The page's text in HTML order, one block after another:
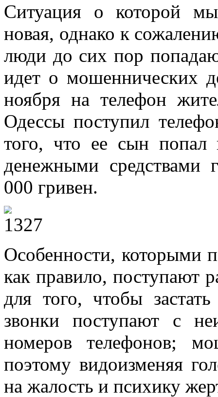
Ситуация о которой
новая, однако к
люди до сих пор
идет о мошеннических
ноября на телефон
Одессы поступил
того, что ее сын
денежными средствами
000 гривен.
Особенности, которыми
как правило, поступают
для того, чтобы
звонки поступают с
номеров телефонов;
поэтому видоизменяя
на жалость и психику